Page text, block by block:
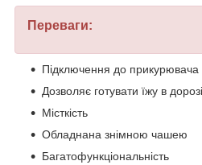
Переваги:
Підключення до прикурювача
Дозволяє готувати їжу в дорозі
Місткість
Обладнана знімною чашею
Багатофункціональність